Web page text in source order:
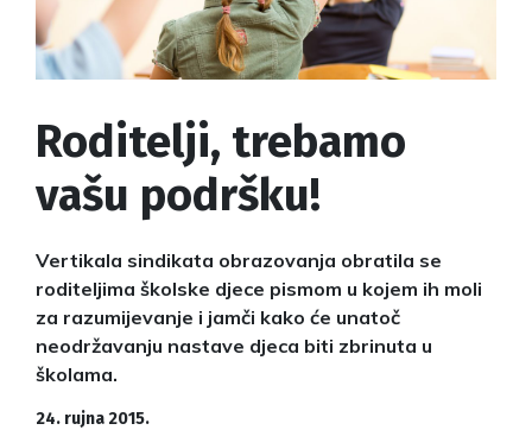
Roditelji, trebamo
vašu podršku!
Vertikala sindikata obrazovanja obratila se
roditeljima školske djece pismom u kojem ih moli
za razumijevanje i jamči kako će unatoč
neodržavanju nastave djeca biti zbrinuta u
školama.
24. rujna 2015.